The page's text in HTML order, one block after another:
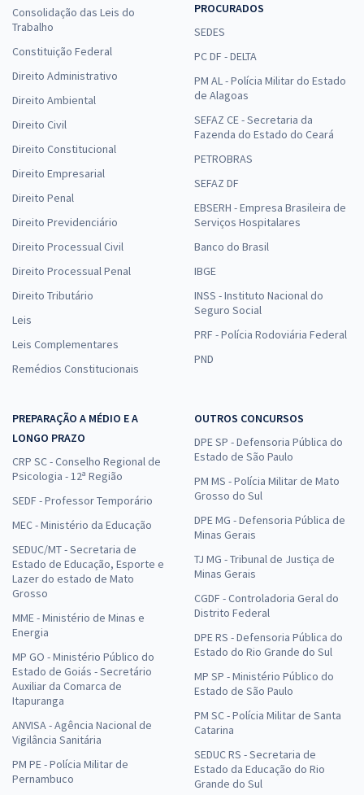
Consolidação das Leis do
Trabalho
Constituição Federal
Direito Administrativo
Direito Ambiental
Direito Civil
Direito Constitucional
Direito Empresarial
Direito Penal
Direito Previdenciário
Direito Processual Civil
Direito Processual Penal
Direito Tributário
Leis
Leis Complementares
Remédios Constitucionais
PROCURADOS
SEDES
PC DF - DELTA
PM AL - Polícia Militar do Estado
de Alagoas
SEFAZ CE - Secretaria da
Fazenda do Estado do Ceará
PETROBRAS
SEFAZ DF
EBSERH - Empresa Brasileira de
Serviços Hospitalares
Banco do Brasil
IBGE
INSS - Instituto Nacional do
Seguro Social
PRF - Polícia Rodoviária Federal
PND
PREPARAÇÃO A MÉDIO E A
LONGO PRAZO
CRP SC - Conselho Regional de
Psicologia - 12ª Região
SEDF - Professor Temporário
MEC - Ministério da Educação
SEDUC/MT - Secretaria de
Estado de Educação, Esporte e
Lazer do estado de Mato
Grosso
MME - Ministério de Minas e
Energia
MP GO - Ministério Público do
Estado de Goiás - Secretário
Auxiliar da Comarca de
Itapuranga
ANVISA - Agência Nacional de
Vigilância Sanitária
PM PE - Polícia Militar de
Pernambuco
OUTROS CONCURSOS
DPE SP - Defensoria Pública do
Estado de São Paulo
PM MS - Polícia Militar de Mato
Grosso do Sul
DPE MG - Defensoria Pública de
Minas Gerais
TJ MG - Tribunal de Justiça de
Minas Gerais
CGDF - Controladoria Geral do
Distrito Federal
DPE RS - Defensoria Pública do
Estado do Rio Grande do Sul
MP SP - Ministério Público do
Estado de São Paulo
PM SC - Polícia Militar de Santa
Catarina
SEDUC RS - Secretaria de
Estado da Educação do Rio
Grande do Sul